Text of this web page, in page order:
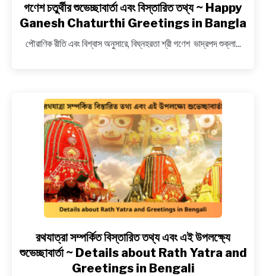
link
to
চতুর্থীর
তথ্য
~
Happy
Ganesh
Chaturthi
Greetings
in
Bangla
গণেশ চতুর্থীর শুভেচ্ছাবার্তা এবং বিস্তারিত তথ্য ~ Happy
Ganesh Chaturthi Greetings in Bangla
পৌরাণিক রীতি এবং বিশ্বাস অনুসারে, বিঘ্নহরতা শ্রী গণেশ ভাদ্রপদ শুক্লা...
link
to
রথযাত্রা
রথযাত্রা সম্পর্কিত বিস্তারিত তথ্য এবং এই উপলক্ষ্যে
শুভেচ্ছাবার্তা ~ Details about Rath Yatra and
Greetings in Bengali